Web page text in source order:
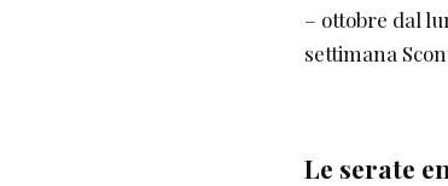
– ottobre dal
settimana
Le serate